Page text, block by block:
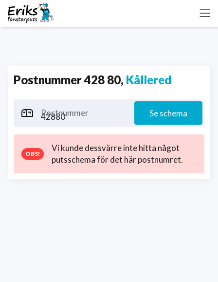
Postnummer 428 80, Kållered
Postnummer Se schema
Vi kunde dessvärre inte hitta något
putsschema för det här postnumret.